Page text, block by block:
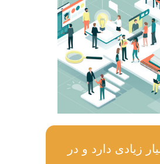
زیادی دارد و در